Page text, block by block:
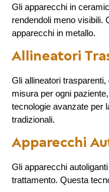
Gli apparecchi in
rendendoli meno visibili.
apparecchi in metallo.
Allineatori
Gli allineatori
misura per ogni
tecnologie avanzate per
tradizionali.
Apparecchi
Gli apparecchi
trattamento. Questa